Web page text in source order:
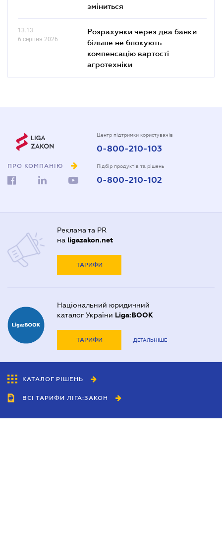
зміниться
13.13
6 серпня 2026
Розрахунки через два банки
більше не блокують
компенсацію вартості
агротехніки
ПРО КОМПАНІЮ
Центр підтримки користувачів
0-800-210-103
Підбір продуктів та рішень
0-800-210-102
Реклама та PR
на ligazakon.net
ТАРИФИ
Національний юридичний
каталог України Liga:BOOK
ТАРИФИ ДЕТАЛЬНІШЕ
КАТАЛОГ РІШЕНЬ
ВСІ ТАРИФИ ЛІГА:ЗАКОН